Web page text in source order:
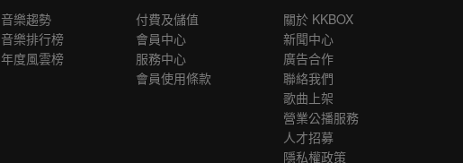
音樂趨勢
音樂排行榜
年度風雲榜
付費及儲值
會員中心
服務中心
會員使用條款
關於 KKBOX
新聞中心
廣告合作
聯絡我們
歌曲上架
營業公播服務
人才招募
隱私權政策